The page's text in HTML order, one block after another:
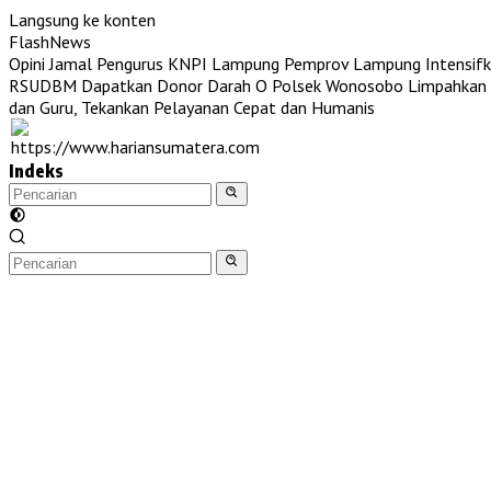
Langsung ke konten
FlashNews
Opini Jamal Pengurus KNPI Lampung Pemprov Lampung
RSUDBM Dapatkan Donor Darah O Polsek Wonosobo
dan Guru, Tekankan Pelayanan Cepat dan Humanis
Indeks